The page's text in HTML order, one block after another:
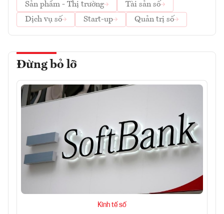
Sản phẩm - Thị trường
Tài sản số
Dịch vụ số
Start-up Quản trị số
Đừng bỏ lỡ
Kinh tế số